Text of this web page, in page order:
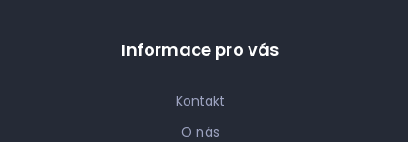
Informace pro vás
Kontakt
O nás